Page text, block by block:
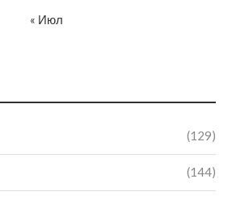
(129)
(144)
« Июл